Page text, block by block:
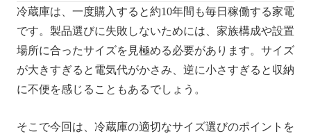
【世帯人数別】冷蔵庫の適切なサイズ
【冷蔵庫のサイズ別】1年にかかる電気代一覧
冷蔵庫のサイズ以外に見るべき4つのポイント
冷蔵庫の節電に役立つポータブル電源とは
冷蔵庫のサイズに関するよくある質問
冷蔵庫は、一度購入すると約10年間も毎日稼働する家電
です。製品選びに失敗しないためには、家族構成や設置
場所に合ったサイズを見極める必要があります。サイズ
が大きすぎると電気代がかさみ、逆に小さすぎると収納
に不便を感じることもあるでしょう。
そこで今回は、冷蔵庫の適切なサイズ選びのポイントを